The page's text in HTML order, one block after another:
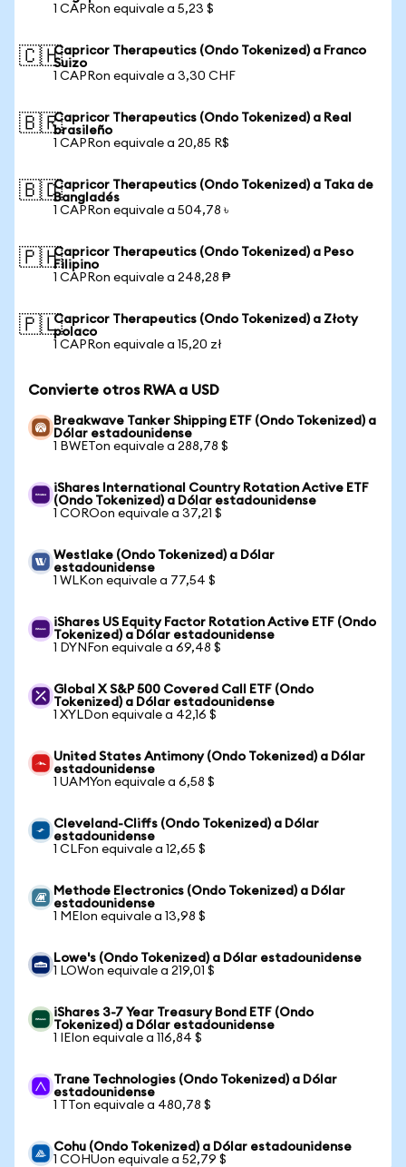
1 CAPRon equivale a 5,23 $
🇨🇭Capricor Therapeutics (Ondo Tokenized) a Franco
Suizo
1 CAPRon equivale a 3,30 CHF
🇧🇷Capricor Therapeutics (Ondo Tokenized) a Real
brasileño
1 CAPRon equivale a 20,85 R$
🇧🇩Capricor Therapeutics (Ondo Tokenized) a Taka de
Bangladés
1 CAPRon equivale a 504,78 ৳
🇵🇭Capricor Therapeutics (Ondo Tokenized) a Peso
Filipino
1 CAPRon equivale a 248,28 ₱
🇵🇱Capricor Therapeutics (Ondo Tokenized) a Złoty
polaco
1 CAPRon equivale a 15,20 zł
Convierte otros RWA a USD
Breakwave Tanker Shipping ETF (Ondo Tokenized) a
Dólar estadounidense
1 BWETon equivale a 288,78 $
iShares International Country Rotation Active ETF
(Ondo Tokenized) a Dólar estadounidense
1 COROon equivale a 37,21 $
Westlake (Ondo Tokenized) a Dólar
estadounidense
1 WLKon equivale a 77,54 $
iShares US Equity Factor Rotation Active ETF (Ondo
Tokenized) a Dólar estadounidense
1 DYNFon equivale a 69,48 $
Global X S&P 500 Covered Call ETF (Ondo
Tokenized) a Dólar estadounidense
1 XYLDon equivale a 42,16 $
United States Antimony (Ondo Tokenized) a Dólar
estadounidense
1 UAMYon equivale a 6,58 $
Cleveland-Cliffs (Ondo Tokenized) a Dólar
estadounidense
1 CLFon equivale a 12,65 $
Methode Electronics (Ondo Tokenized) a Dólar
estadounidense
1 MEIon equivale a 13,98 $
Lowe's (Ondo Tokenized) a Dólar estadounidense
1 LOWon equivale a 219,01 $
iShares 3-7 Year Treasury Bond ETF (Ondo
Tokenized) a Dólar estadounidense
1 IEIon equivale a 116,84 $
Trane Technologies (Ondo Tokenized) a Dólar
estadounidense
1 TTon equivale a 480,78 $
Cohu (Ondo Tokenized) a Dólar estadounidense
1 COHUon equivale a 52,79 $